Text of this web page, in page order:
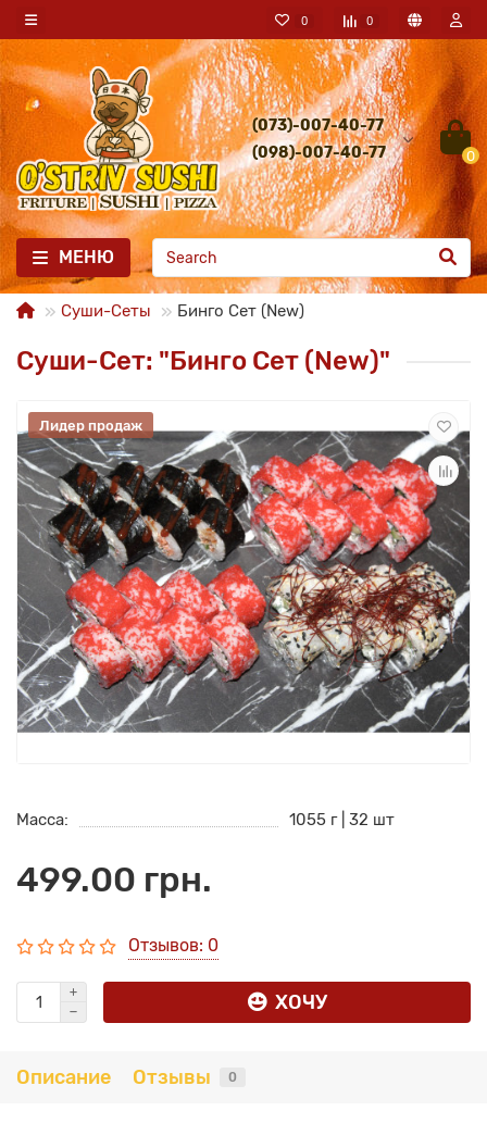
0 0
(073)-007-40-77
(098)-007-40-77
0
МЕНЮ
Суши-Сеты Бинго Сет (New)
Суши-Сет: "Бинго Сет (New)"
Лидер продаж
Масса: 1055 г | 32 шт
499.00 грн.
Отзывов: 0
ХОЧУ
Описание Отзывы 0